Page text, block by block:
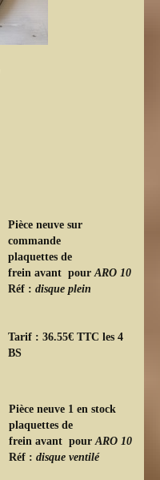
Pièce neuve sur
commande
plaquettes de
frein avant pour ARO 10
Réf : disque plein
Tarif : 36.55€ TTC les 4
BS
Pièce neuve 1 en stock
plaquettes de
frein avant pour ARO 10
Réf : disque ventilé